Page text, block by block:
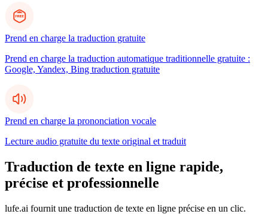
Prend en charge la traduction gratuite
Prend en charge la traduction automatique traditionnelle gratuite :
Google, Yandex, Bing traduction gratuite
Prend en charge la prononciation vocale
Lecture audio gratuite du texte original et traduit
Traduction de texte en ligne rapide,
précise et professionnelle
lufe.ai fournit une traduction de texte en ligne précise en un clic.